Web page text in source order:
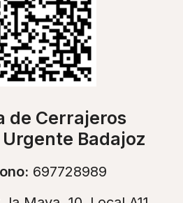
de Cerrajeros
Badajoz
697728989